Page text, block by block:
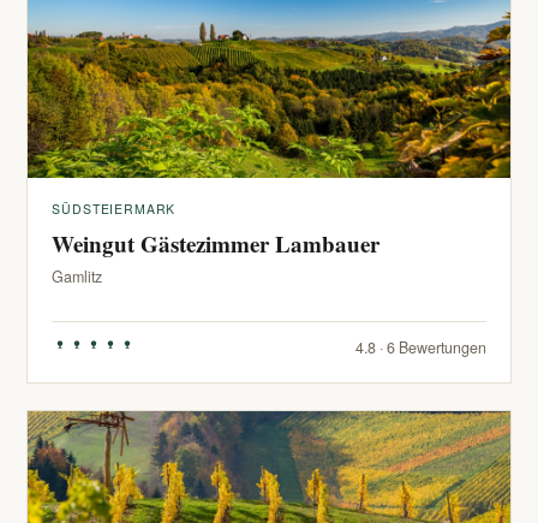
SÜDSTEIERMARK
Weingut Gästezimmer Lambauer
Gamlitz
4.8 · 6 Bewertungen